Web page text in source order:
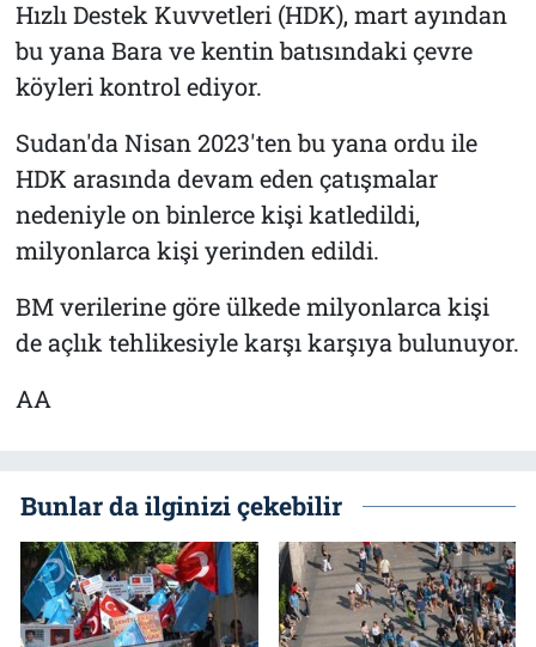
Hızlı Destek Kuvvetleri (HDK), mart ayından
bu yana Bara ve kentin batısındaki çevre
köyleri kontrol ediyor.
Sudan'da Nisan 2023'ten bu yana ordu ile
HDK arasında devam eden çatışmalar
nedeniyle on binlerce kişi katledildi,
milyonlarca kişi yerinden edildi.
BM verilerine göre ülkede milyonlarca kişi
de açlık tehlikesiyle karşı karşıya bulunuyor.
AA
Bunlar da ilginizi çekebilir